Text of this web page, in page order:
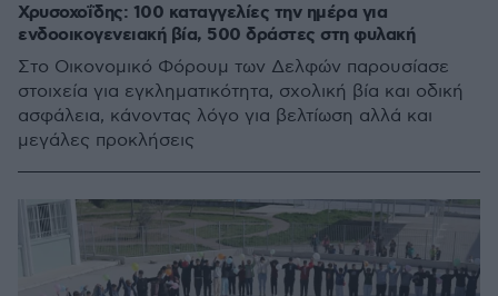
Χρυσοχοΐδης: 100 καταγγελίες την ημέρα για
ενδοοικογενειακή βία, 500 δράστες στη φυλακή
Στο Οικονομικό Φόρουμ των Δελφών παρουσίασε
στοιχεία για εγκληματικότητα, σχολική βία και οδική
ασφάλεια, κάνοντας λόγο για βελτίωση αλλά και
μεγάλες προκλήσεις